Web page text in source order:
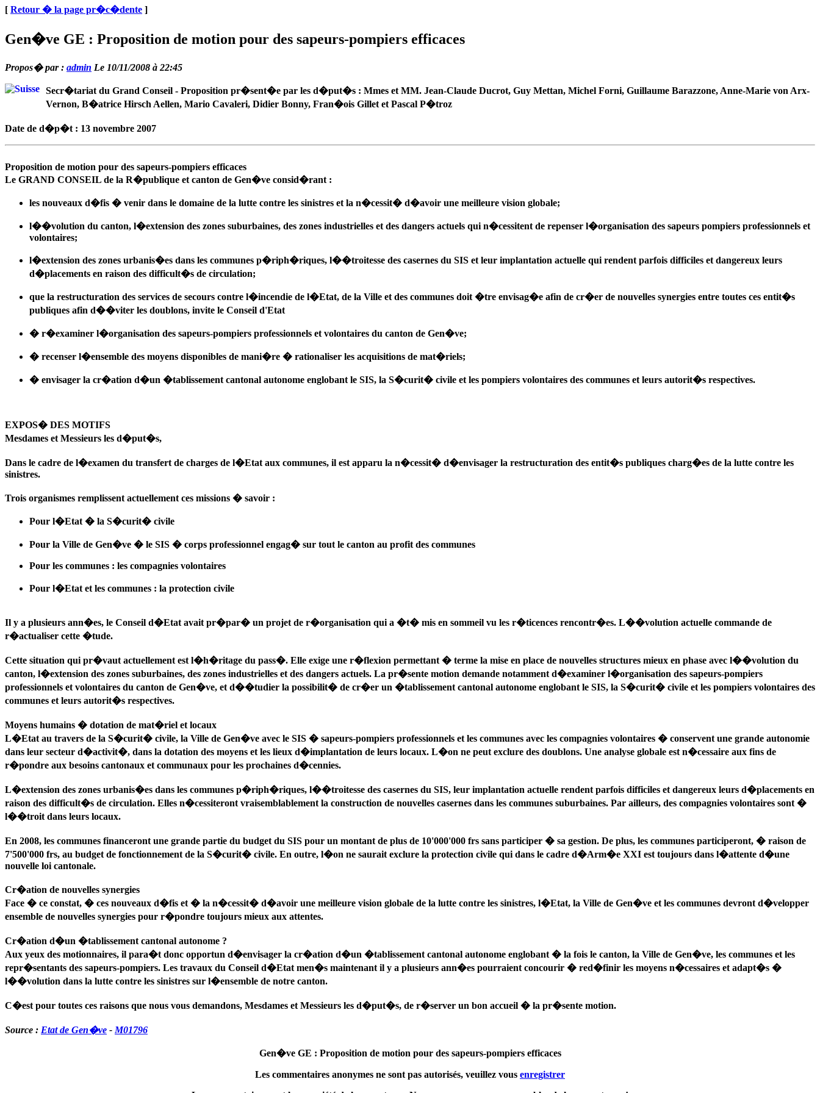
[ Retour � la page pr�c�dente ]
Gen�ve GE : Proposition de motion pour des sapeurs-pompiers efficaces
Propos� par : admin Le 10/11/2008 à 22:45
Secr�tariat du Grand Conseil - Proposition pr�sent�e par les d�put�s : Mmes et MM. Jean-Claude Ducrot, Guy Mettan, Michel Forni, Guillaume Barazzone, Anne-Marie von Arx-
Vernon, B�atrice Hirsch Aellen, Mario Cavaleri, Didier Bonny, Fran�ois Gillet et Pascal P�troz
Date de d�p�t : 13 novembre 2007
Proposition de motion pour des sapeurs-pompiers efficaces
Le GRAND CONSEIL de la R�publique et canton de Gen�ve consid�rant :
les nouveaux d�fis � venir dans le domaine de la lutte contre les sinistres et la n�cessit� d�avoir une meilleure vision globale;
l��volution du canton, l�extension des zones suburbaines, des zones industrielles et des dangers actuels qui n�cessitent de repenser l�organisation des sapeurs pompiers professionnels et
volontaires;
l�extension des zones urbanis�es dans les communes p�riph�riques, l��troitesse des casernes du SIS et leur implantation actuelle qui rendent parfois difficiles et dangereux leurs
d�placements en raison des difficult�s de circulation;
que la restructuration des services de secours contre l�incendie de l�Etat, de la Ville et des communes doit �tre envisag�e afin de cr�er de nouvelles synergies entre toutes ces entit�s
publiques afin d��viter les doublons, invite le Conseil d'Etat
� r�examiner l�organisation des sapeurs-pompiers professionnels et volontaires du canton de Gen�ve;
� recenser l�ensemble des moyens disponibles de mani�re � rationaliser les acquisitions de mat�riels;
� envisager la cr�ation d�un �tablissement cantonal autonome englobant le SIS, la S�curit� civile et les pompiers volontaires des communes et leurs autorit�s respectives.
EXPOS� DES MOTIFS
Mesdames et Messieurs les d�put�s,
Dans le cadre de l�examen du transfert de charges de l�Etat aux communes, il est apparu la n�cessit� d�envisager la restructuration des entit�s publiques charg�es de la lutte contre les
sinistres.
Trois organismes remplissent actuellement ces missions � savoir :
Pour l�Etat � la S�curit� civile
Pour la Ville de Gen�ve � le SIS � corps professionnel engag� sur tout le canton au profit des communes
Pour les communes : les compagnies volontaires
Pour l�Etat et les communes : la protection civile
Il y a plusieurs ann�es, le Conseil d�Etat avait pr�par� un projet de r�organisation qui a �t� mis en sommeil vu les r�ticences rencontr�es. L��volution actuelle commande de
r�actualiser cette �tude.
Cette situation qui pr�vaut actuellement est l�h�ritage du pass�. Elle exige une r�flexion permettant � terme la mise en place de nouvelles structures mieux en phase avec l��volution du
canton, l�extension des zones suburbaines, des zones industrielles et des dangers actuels. La pr�sente motion demande notamment d�examiner l�organisation des sapeurs-pompiers
professionnels et volontaires du canton de Gen�ve, et d��tudier la possibilit� de cr�er un �tablissement cantonal autonome englobant le SIS, la S�curit� civile et les pompiers volontaires des
communes et leurs autorit�s respectives.
Moyens humains � dotation de mat�riel et locaux
L�Etat au travers de la S�curit� civile, la Ville de Gen�ve avec le SIS � sapeurs-pompiers professionnels et les communes avec les compagnies volontaires � conservent une grande autonomie
dans leur secteur d�activit�, dans la dotation des moyens et les lieux d�implantation de leurs locaux. L�on ne peut exclure des doublons. Une analyse globale est n�cessaire aux fins de
r�pondre aux besoins cantonaux et communaux pour les prochaines d�cennies.
L�extension des zones urbanis�es dans les communes p�riph�riques, l��troitesse des casernes du SIS, leur implantation actuelle rendent parfois difficiles et dangereux leurs d�placements en
raison des difficult�s de circulation. Elles n�cessiteront vraisemblablement la construction de nouvelles casernes dans les communes suburbaines. Par ailleurs, des compagnies volontaires sont �
l��troit dans leurs locaux.
En 2008, les communes financeront une grande partie du budget du SIS pour un montant de plus de 10'000'000 frs sans participer � sa gestion. De plus, les communes participeront, � raison de
7'500'000 frs, au budget de fonctionnement de la S�curit� civile. En outre, l�on ne saurait exclure la protection civile qui dans le cadre d�Arm�e XXI est toujours dans l�attente d�une
nouvelle loi cantonale.
Cr�ation de nouvelles synergies
Face � ce constat, � ces nouveaux d�fis et � la n�cessit� d�avoir une meilleure vision globale de la lutte contre les sinistres, l�Etat, la Ville de Gen�ve et les communes devront d�velopper
ensemble de nouvelles synergies pour r�pondre toujours mieux aux attentes.
Cr�ation d�un �tablissement cantonal autonome ?
Aux yeux des motionnaires, il para�t donc opportun d�envisager la cr�ation d�un �tablissement cantonal autonome englobant � la fois le canton, la Ville de Gen�ve, les communes et les
repr�sentants des sapeurs-pompiers. Les travaux du Conseil d�Etat men�s maintenant il y a plusieurs ann�es pourraient concourir � red�finir les moyens n�cessaires et adapt�s �
l��volution dans la lutte contre les sinistres sur l�ensemble de notre canton.
C�est pour toutes ces raisons que nous vous demandons, Mesdames et Messieurs les d�put�s, de r�server un bon accueil � la pr�sente motion.
Source : Etat de Gen�ve - M01796
Gen�ve GE : Proposition de motion pour des sapeurs-pompiers efficaces
Les commentaires anonymes ne sont pas autorisés, veuillez vous enregistrer